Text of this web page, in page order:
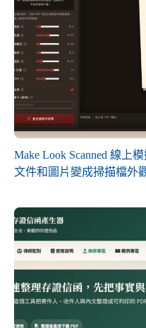
Make Look Scanned 線上
文件和圖片變成掃描檔外